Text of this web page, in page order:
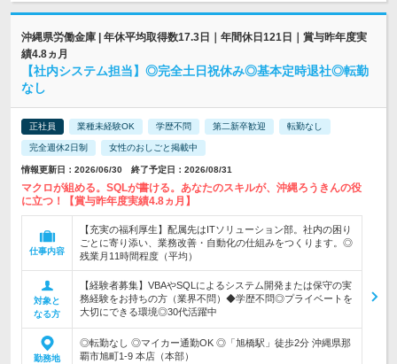
沖縄県労働金庫 | 年休平均取得数17.3日｜年間休日121日｜賞与昨年度実
績4.8ヵ月
【社内システム担当】◎完全土日祝休み◎基本定時退社◎転勤
なし
正社員 業種未経験OK 学歴不問 第二新卒歓迎 転勤なし
完全週休2日制 女性のおしごと掲載中
情報更新日：2026/06/30 終了予定日：2026/08/31
マクロが組める。SQLが書ける。あなたのスキルが、沖縄ろうきんの役
に立つ！【賞与昨年度実績4.8ヵ月】
仕事内容
【充実の福利厚生】配属先はITソリューション部。社内の困り
ごとに寄り添い、業務改善・自動化の仕組みをつくります。◎
残業月11時間程度（平均）
対象と
なる方
【経験者募集】VBAやSQLによるシステム開発または保守の実
務経験をお持ちの方（業界不問）◆学歴不問◎プライベートを
大切にできる環境◎30代活躍中
勤務地
◎転勤なし ◎マイカー通勤OK ◎「旭橋駅」徒歩2分 沖縄県那
覇市旭町1-9 本店（本部）